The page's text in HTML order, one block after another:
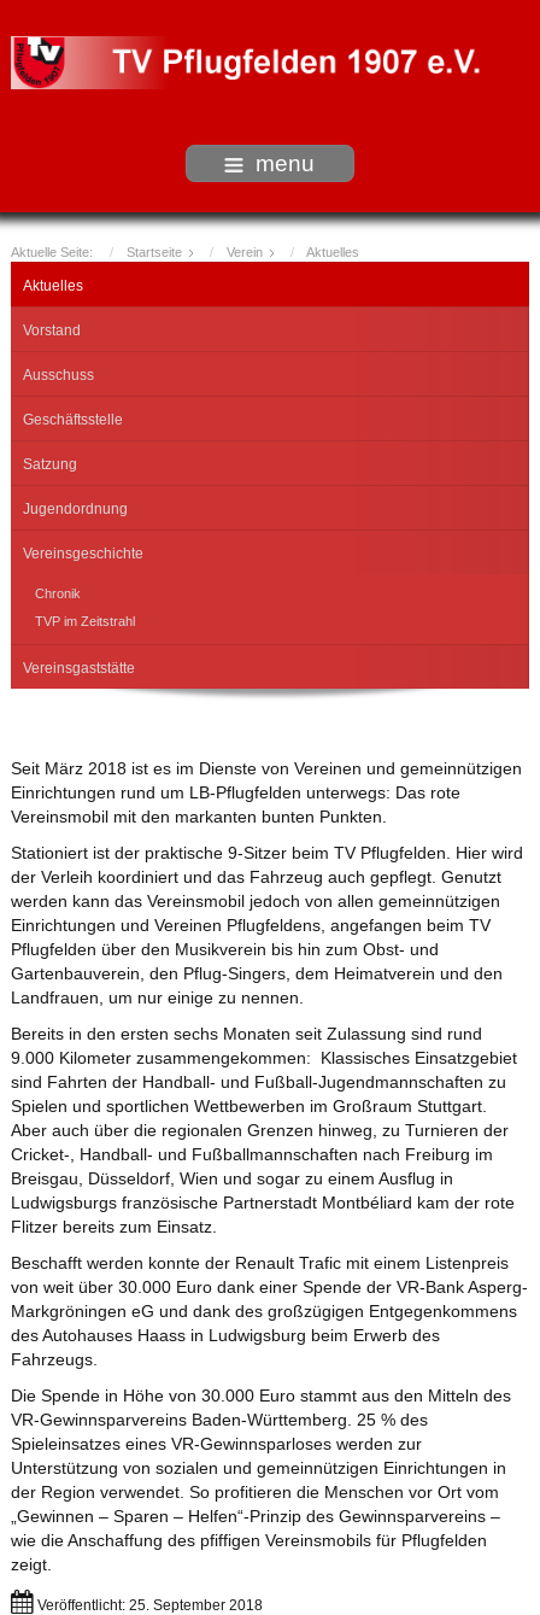
menu
Aktuelle Seite: Startseite Verein Aktuelles
Aktuelles
Vorstand
Ausschuss
Geschäftsstelle
Satzung
Jugendordnung
Vereinsgeschichte
Chronik
TVP im Zeitstrahl
Vereinsgaststätte
Seit März 2018 ist es im Dienste von Vereinen und gemeinnützigen
Einrichtungen rund um LB-Pflugfelden unterwegs: Das rote
Vereinsmobil mit den markanten bunten Punkten.
Stationiert ist der praktische 9-Sitzer beim TV Pflugfelden. Hier wird
der Verleih koordiniert und das Fahrzeug auch gepflegt. Genutzt
werden kann das Vereinsmobil jedoch von allen gemeinnützigen
Einrichtungen und Vereinen Pflugfeldens, angefangen beim TV
Pflugfelden über den Musikverein bis hin zum Obst- und
Gartenbauverein, den Pflug-Singers, dem Heimatverein und den
Landfrauen, um nur einige zu nennen.
Bereits in den ersten sechs Monaten seit Zulassung sind rund
9.000 Kilometer zusammengekommen: Klassisches Einsatzgebiet
sind Fahrten der Handball- und Fußball-Jugendmannschaften zu
Spielen und sportlichen Wettbewerben im Großraum Stuttgart.
Aber auch über die regionalen Grenzen hinweg, zu Turnieren der
Cricket-, Handball- und Fußballmannschaften nach Freiburg im
Breisgau, Düsseldorf, Wien und sogar zu einem Ausflug in
Ludwigsburgs französische Partnerstadt Montbéliard kam der rote
Flitzer bereits zum Einsatz.
Beschafft werden konnte der Renault Trafic mit einem Listenpreis
von weit über 30.000 Euro dank einer Spende der VR-Bank Asperg-
Markgröningen eG und dank des großzügigen Entgegenkommens
des Autohauses Haass in Ludwigsburg beim Erwerb des
Fahrzeugs.
Die Spende in Höhe von 30.000 Euro stammt aus den Mitteln des
VR-Gewinnsparvereins Baden-Württemberg. 25 % des
Spieleinsatzes eines VR-Gewinnsparloses werden zur
Unterstützung von sozialen und gemeinnützigen Einrichtungen in
der Region verwendet. So profitieren die Menschen vor Ort vom
„Gewinnen – Sparen – Helfen“-Prinzip des Gewinnsparvereins –
wie die Anschaffung des pfiffigen Vereinsmobils für Pflugfelden
zeigt.
Veröffentlicht: 25. September 2018